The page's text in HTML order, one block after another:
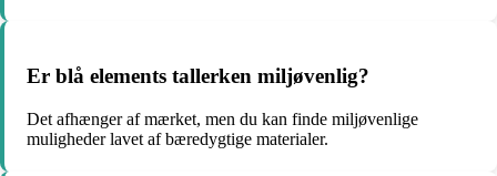
Er blå elements tallerken miljøvenlig?
Det afhænger af mærket, men du kan finde miljøvenlige
muligheder lavet af bæredygtige materialer.